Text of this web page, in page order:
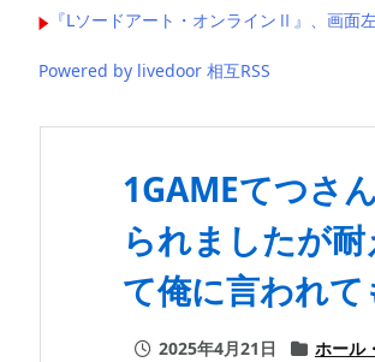
『Lソードアート・オンラインⅡ』、画面
Powered by livedoor 相互RSS
1GAMEてつさ
られましたが
て俺に言われて
2025年4月21日 ホール